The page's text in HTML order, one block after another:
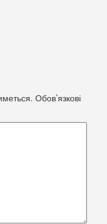
Обов’язкові